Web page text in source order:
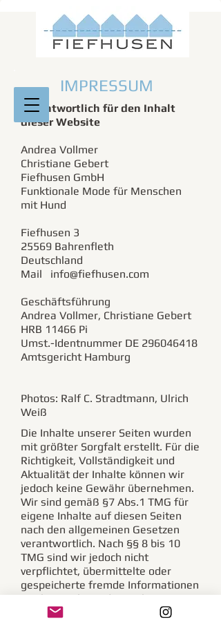
IMPRESSUM
Verantwortlich für den Inhalt
dieser Website
Andrea Vollmer
Christiane Gebert
Fiefhusen GmbH
Funktionale Mode für Menschen
mit Hund
Fiefhusen 3
25569 Bahrenfleth
Deutschland
Mail info@fiefhusen.com
Geschäftsführung
Andrea Vollmer, Christiane Gebert
HRB 11466 Pi
Umst.-Identnummer DE 296046418
Amtsgericht Hamburg
Photos: Ralf C. Stradtmann, Ulrich
Weiß
Die Inhalte unserer Seiten wurden
mit größter Sorgfalt erstellt. Für die
Richtigkeit, Vollständigkeit und
Aktualität der Inhalte können wir
jedoch keine Gewähr übernehmen.
Wir sind gemäß §7 Abs.1 TMG für
eigene Inhalte auf diesen Seiten
nach den allgemeinen Gesetzen
verantwortlich. Nach §§ 8 bis 10
TMG sind wir jedoch nicht
verpflichtet, übermittelte oder
gespeicherte fremde Informationen
zu überwachen oder nach
Umständen zu forschen, die auf